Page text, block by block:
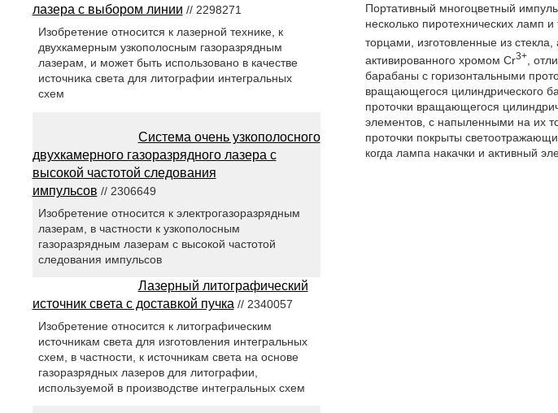
Портативный многоцветный
несколько пиротехнических ламп
торцами, изготовленные из
активированного хромом Cr3+
,
барабаны с горизонтальными
вращающегося цилиндрического
проточки вращающегося
элементов, с напыленными на их
проточки покрыты
когда лампа накачки и активный
лазера с выбором линии // 2298271
Изобретение относится к лазерной технике, к
двухкамерным узкополосным газоразрядным
лазерам, и может быть использовано в качестве
источника света для литографии интегральных
схем
Система очень узкополосного
двухкамерного газоразрядного лазера с
высокой частотой следования
импульсов // 2306649
Изобретение относится к электрогазоразрядным
лазерам, в частности к узкополосным
газоразрядным лазерам с высокой частотой
следования импульсов
Лазерный литографический
источник света с доставкой пучка // 2340057
Изобретение относится к литографическим
источникам света для изготовления интегральных
схем, в частности, к источникам света на основе
газоразрядных лазеров для литографии,
используемой в производстве интегральных схем